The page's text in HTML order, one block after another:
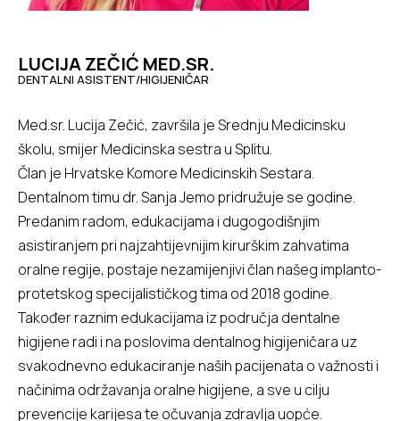
LUCIJA ZEČIĆ MED.SR.
DENTALNI ASISTENT/HIGIJENIČAR
Med.sr. Lucija Zečić, završila je Srednju Medicinsku
školu, smijer Medicinska sestra u Splitu.
Član je Hrvatske Komore Medicinskih Sestara.
Dentalnom timu dr. Sanja Jemo pridružuje se godine.
Predanim radom, edukacijama i dugogodišnjim
asistiranjem pri najzahtijevnijim kirurškim zahvatima
oralne regije, postaje nezamijenjivi član našeg implanto-
protetskog specijalističkog tima od 2018 godine.
Također raznim edukacijama iz područja dentalne
higijene radi i na poslovima dentalnog higijeničara uz
svakodnevno edukaciranje naših pacijenata o važnosti i
načinima održavanja oralne higijene, a sve u cilju
prevencije karijesa te očuvanja zdravlja uopće.